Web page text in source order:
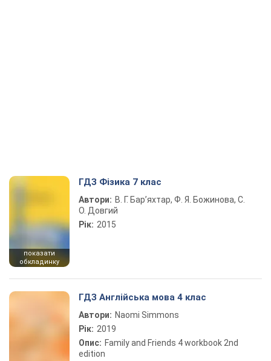
показати
обкладинку
ГДЗ Фізика 7 клас
Автори: В. Г. Бар’яхтар, Ф. Я. Божинова, С.
О. Довгий
Рік: 2015
ГДЗ Англійська мова 4 клас
Автори: Naomi Simmons
Рік: 2019
Опис: Family and Friends 4 workbook 2nd
edition